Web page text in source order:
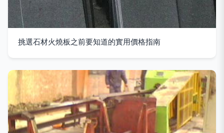
挑選石材火燒板之前要知道的實用價格指南